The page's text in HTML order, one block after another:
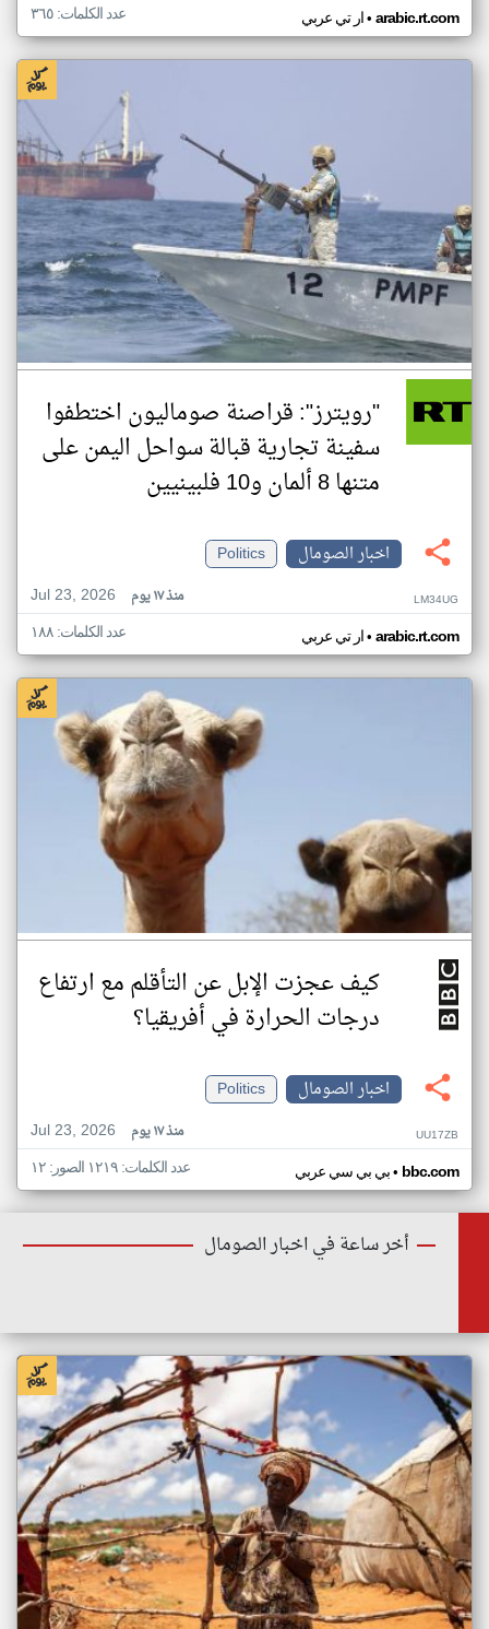
ار تي عربي• arabic.rt.com عدد الكلمات: ٣٦٥
"رويترز": قراصنة صوماليون اختطفوا
سفينة تجارية قبالة سواحل اليمن على
متنها 8 ألمان و10 فلبينيين
اخبار الصومال
Politics
Jul 23, 2026
منذ ١٧ يوم LM34UG
ار تي عربي• arabic.rt.com عدد الكلمات: ١٨٨
كيف عجزت الإبل عن التأقلم مع ارتفاع
درجات الحرارة في أفريقيا؟
اخبار الصومال
Politics
Jul 23, 2026
منذ ١٧ يوم UU17ZB
بي بي سي عربي• bbc.com عدد الكلمات: ١٢١٩ الصور: ١٢
أخر ساعة في اخبار الصومال